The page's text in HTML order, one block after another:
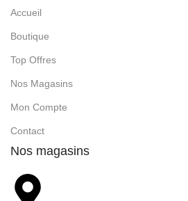
Accueil
Boutique
Top Offres
Nos Magasins
Mon Compte
Contact
Nos magasins